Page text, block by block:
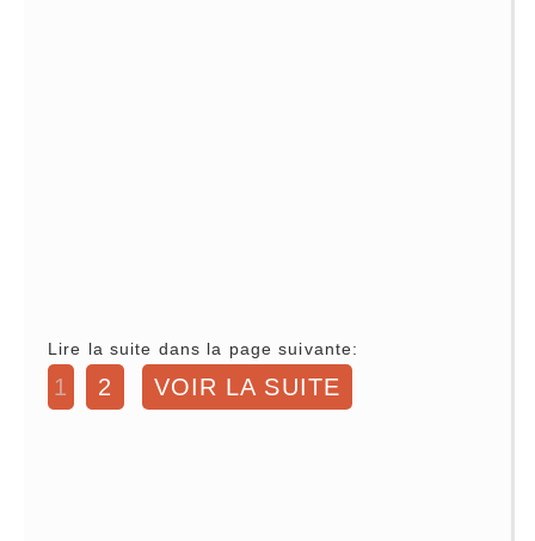
Lire la suite dans la page suivante:
1 2 VOIR LA SUITE